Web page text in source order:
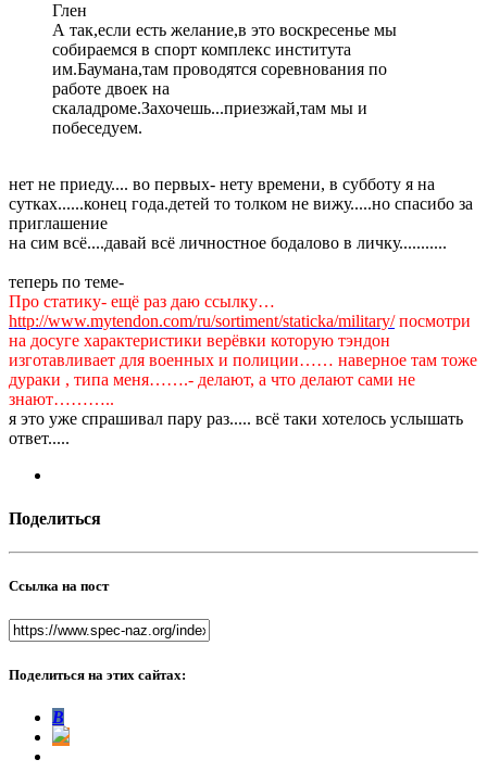
Глен
А так,если есть желание,в это воскресенье мы
собираемся в спорт комплекс института
им.Баумана,там проводятся соревнования по
работе двоек на
скаладроме.Захочешь...приезжай,там мы и
побеседуем.
нет не приеду.... во первых- нету времени, в субботу я на
сутках......конец года.детей то толком не вижу.....но спасибо за
приглашение
на сим всё....давай всё личностное бодалово в личку...........
теперь по теме-
Про статику- ещё раз даю ссылку…
http://www.mytendon.com/ru/sortiment/staticka/military/посмотри
на досуге характеристики верёвки которую тэндон
изготавливает для военных и полиции…… наверное там тоже
дураки , типа меня…….- делают, а что делают сами не
знают………..
я это уже спрашивал пару раз..... всё таки хотелось услышать
ответ.....
Поделиться
Ссылка на пост
Поделиться на этих сайтах:
В